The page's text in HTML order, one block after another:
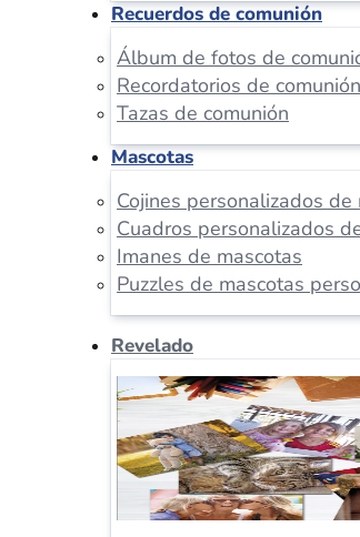
Recuerdos de comunión
Álbum de fotos de
Recordatorios de comunión
Tazas de comunión
Mascotas
Cojines personalizados de
Cuadros personalizados
Imanes de mascotas
Puzzles de mascotas
Revelado